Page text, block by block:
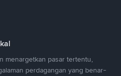
menargetkan pasar tertentu,
perdagangan yang benar-